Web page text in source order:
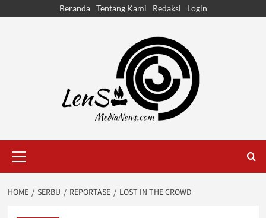
Beranda Tentang Kami Redaksi Login
Menu
HOME SERBU REPORTASE LOST IN THE CROWD